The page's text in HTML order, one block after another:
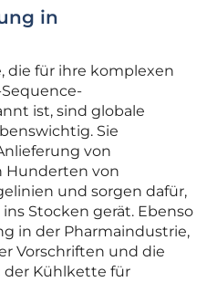
in
die für ihre komplexen
ist, sind globale
Sie
von
Hunderten von
und sorgen dafür,
Stocken gerät. Ebenso
in der Pharmaindustrie,
Vorschriften und die
der Kühlkette für